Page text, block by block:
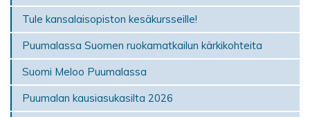
Tule kansalaisopiston kesäkursseille!
Puumalassa Suomen ruokamatkailun kärkikohteita
Suomi Meloo Puumalassa
Puumalan kausiasukasilta 2026